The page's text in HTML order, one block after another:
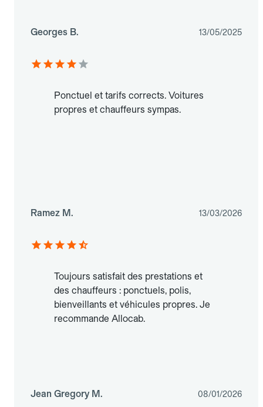
Georges B. 13/05/2025
Ponctuel et tarifs corrects. Voitures
propres et chauffeurs sympas.
Ramez M. 13/03/2026
Toujours satisfait des prestations et
des chauffeurs : ponctuels, polis,
bienveillants et véhicules propres. Je
recommande Allocab.
Jean Gregory M. 08/01/2026